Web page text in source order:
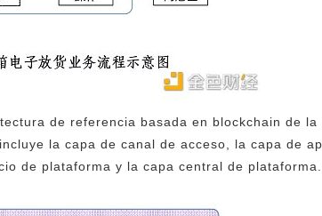
de referencia basada en blockchain de
la capa de canal de acceso, la capa de
de plataforma y la capa central de plataforma.